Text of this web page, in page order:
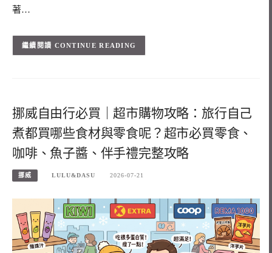
著…
CONTINUE READING
挪威自由行必買｜超市購物攻略：旅行自己
煮都買哪些食材與零食呢？超市必買零食、
咖啡、魚子醬、伴手禮完整攻略
挪威 LULU&DASU 2026-07-21